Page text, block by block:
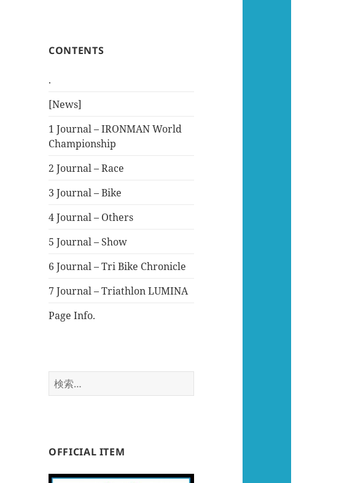
CONTENTS
.
[News]
1 Journal – IRONMAN World
Championship
2 Journal – Race
3 Journal – Bike
4 Journal – Others
5 Journal – Show
6 Journal – Tri Bike Chronicle
7 Journal – Triathlon LUMINA
Page Info.
検
索:
OFFICIAL ITEM